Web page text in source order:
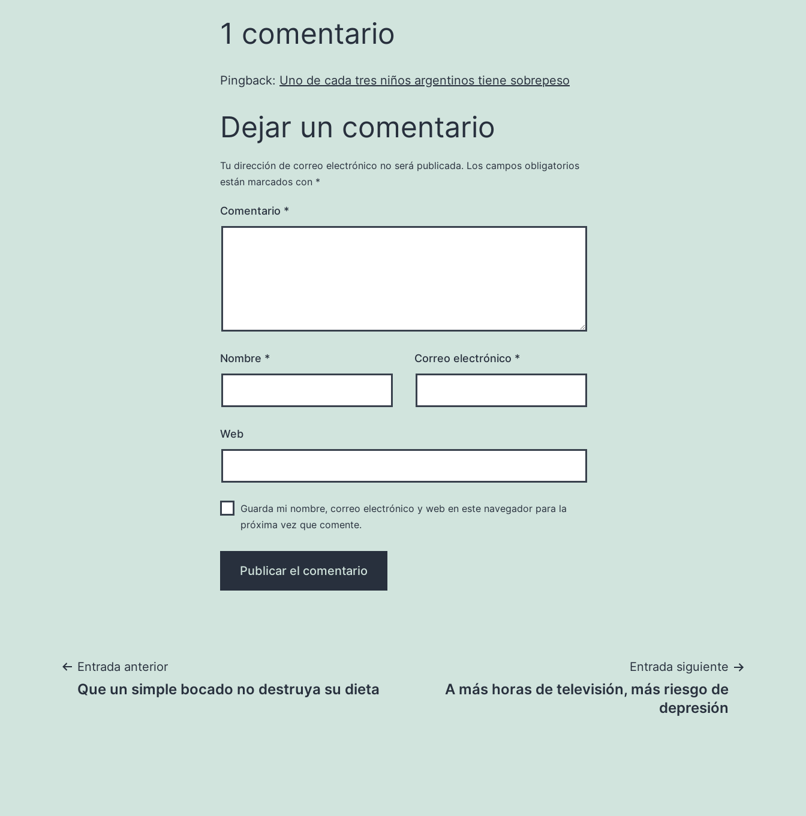
1 comentario
Pingback: Uno de cada tres niños argentinos tiene sobrepeso
Dejar un comentario
Tu dirección de correo electrónico no será publicada. Los campos obligatorios
están marcados con *
Comentario *
Nombre * Correo electrónico *
Web
Guarda mi nombre, correo electrónico y web en este navegador para la
próxima vez que comente.
Navegación
Entrada anterior
Que un simple bocado no destruya su dieta
Entrada siguiente
A más horas de televisión, más riesgo de
depresión